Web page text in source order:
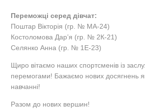
Переможці серед дівчат:
Поштар Вікторія (гр. № МА-24)
Костоломова Дар’я (гр. № 2К-21)
Селянко Анна (гр. № 1Е-23)
Щиро вітаємо наших спортсменів із
перемогами! Бажаємо нових досягнень як
навчанні!
Разом до нових вершин!